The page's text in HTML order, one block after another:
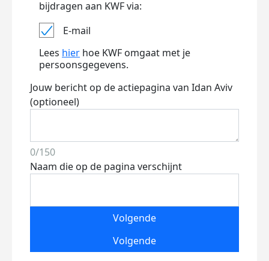
bijdragen aan KWF via:
E-mail
Lees hier hoe KWF omgaat met je
persoonsgegevens.
Jouw bericht op de actiepagina van Idan Aviv
(optioneel)
0/150
Naam die op de pagina verschijnt
Volgende
Volgende